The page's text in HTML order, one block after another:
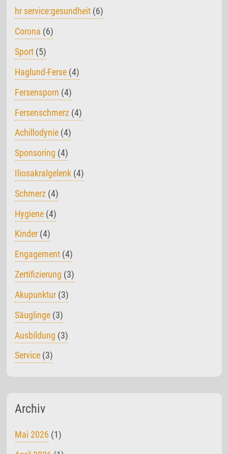
hr service:gesundheit (6)
Corona (6)
Sport (5)
Haglund-Ferse (4)
Fersensporn (4)
Fersenschmerz (4)
Achillodynie (4)
Sponsoring (4)
Iliosakralgelenk (4)
Schmerz (4)
Hygiene (4)
Kinder (4)
Engagement (4)
Zertifizierung (3)
Akupunktur (3)
Säuglinge (3)
Ausbildung (3)
Service (3)
Archiv
Mai 2026 (1)